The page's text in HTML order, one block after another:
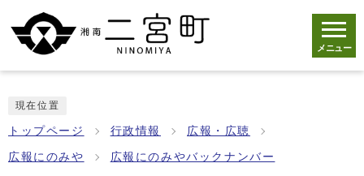
メニュー
現在位置
トップページ 行政情報 広報・広聴
広報にのみや 広報にのみやバックナンバー